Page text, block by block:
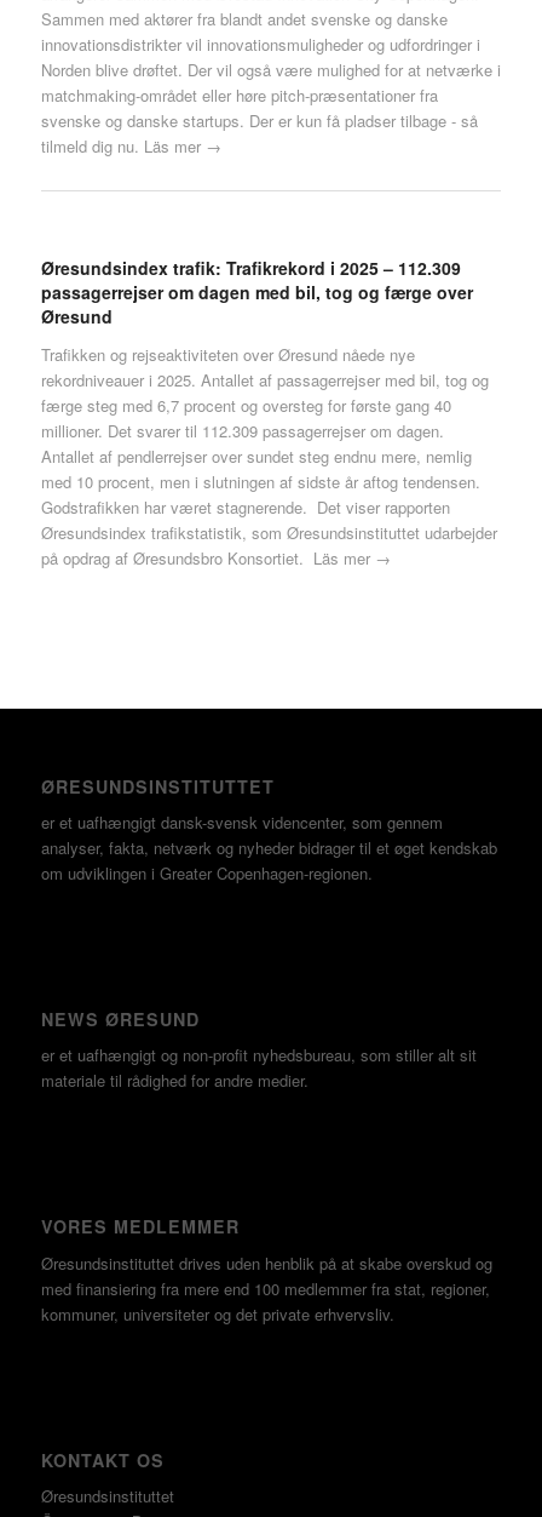
Sammen med aktører fra blandt andet svenske og danske
innovationsdistrikter vil innovationsmuligheder og udfordringer i
Norden blive drøftet. Der vil også være mulighed for at netværke i
matchmaking-området eller høre pitch-præsentationer fra
svenske og danske startups. Der er kun få pladser tilbage - så
tilmeld dig nu. Läs mer →
Øresundsindex trafik: Trafikrekord i 2025 – 112.309
passagerrejser om dagen med bil, tog og færge over
Øresund
Trafikken og rejseaktiviteten over Øresund nåede nye
rekordniveauer i 2025. Antallet af passagerrejser med bil, tog og
færge steg med 6,7 procent og oversteg for første gang 40
millioner. Det svarer til 112.309 passagerrejser om dagen.
Antallet af pendlerrejser over sundet steg endnu mere, nemlig
med 10 procent, men i slutningen af sidste år aftog tendensen.
Godstrafikken har været stagnerende. Det viser rapporten
Øresundsindex trafikstatistik, som Øresundsinstituttet udarbejder
på opdrag af Øresundsbro Konsortiet. Läs mer →
ØRESUNDSINSTITUTTET
er et uafhængigt dansk-svensk videncenter, som gennem
analyser, fakta, netværk og nyheder bidrager til et øget kendskab
om udviklingen i Greater Copenhagen-regionen.
NEWS ØRESUND
er et uafhængigt og non-profit nyhedsbureau, som stiller alt sit
materiale til rådighed for andre medier.
VORES MEDLEMMER
Øresundsinstituttet drives uden henblik på at skabe overskud og
med finansiering fra mere end 100 medlemmer fra stat, regioner,
kommuner, universiteter og det private erhvervsliv.
KONTAKT OS
Øresundsinstituttet